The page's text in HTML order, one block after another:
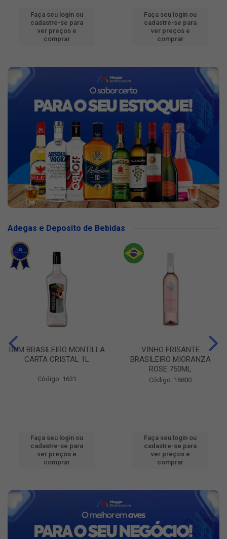
Faça seu login ou
cadastre-se para
ver preços e
comprar
Faça seu login ou
cadastre-se para
ver preços e
comprar
Adegas e Deposito de Bebidas
RUM BRASILEIRO MONTILLA
CARTA CRISTAL 1L
Código: 1631
Faça seu login ou
cadastre-se para
ver preços e
comprar
VINHO FRISANTE
BRASILEIRO MIORANZA
ROSE 750ML
Código: 16800
Faça seu login ou
cadastre-se para
ver preços e
comprar